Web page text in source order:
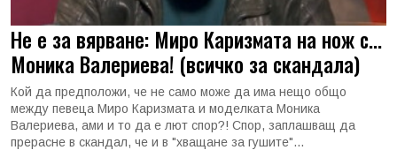
Не е за вярване: Миро Каризмата на нож с...
Моника Валериева! (всичко за скандала)
Кой да предположи, че не само може да има нещо общо
между певеца Миро Каризмата и моделката Моника
Валериева, ами и то да е лют спор?! Спор, заплашващ да
прерасне в скандал, че и в "хващане за гушите"...